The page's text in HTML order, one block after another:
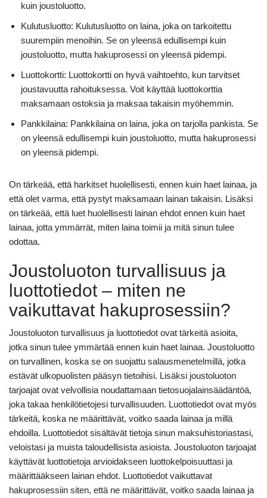
kuin joustoluotto.
Kulutusluotto: Kulutusluotto on laina, joka on tarkoitettu
suurempiin menoihin. Se on yleensä edullisempi kuin
joustoluotto, mutta hakuprosessi on yleensä pidempi.
Luottokortti: Luottokortti on hyvä vaihtoehto, kun tarvitset
joustavuutta rahoituksessa. Voit käyttää luottokorttia
maksamaan ostoksia ja maksaa takaisin myöhemmin.
Pankkilaina: Pankkilaina on laina, joka on tarjolla pankista. Se
on yleensä edullisempi kuin joustoluotto, mutta hakuprosessi
on yleensä pidempi.
On tärkeää, että harkitset huolellisesti, ennen kuin haet lainaa, ja
että olet varma, että pystyt maksamaan lainan takaisin. Lisäksi
on tärkeää, että luet huolellisesti lainan ehdot ennen kuin haet
lainaa, jotta ymmärrät, miten laina toimii ja mitä sinun tulee
odottaa.
Joustoluoton turvallisuus ja
luottotiedot – miten ne
vaikuttavat hakuprosessiin?
Joustoluoton turvallisuus ja luottotiedot ovat tärkeitä asioita,
jotka sinun tulee ymmärtää ennen kuin haet lainaa. Joustoluotto
on turvallinen, koska se on suojattu salausmenetelmillä, jotka
estävät ulkopuolisten pääsyn tietoihisi. Lisäksi joustoluoton
tarjoajat ovat velvollisia noudattamaan tietosuojalainsäädäntöä,
joka takaa henkilötietojesi turvallisuuden. Luottotiedot ovat myös
tärkeitä, koska ne määrittävät, voitko saada lainaa ja millä
ehdoilla. Luottotiedot sisältävät tietoja sinun maksuhistoriastasi,
veloistasi ja muista taloudellisista asioista. Joustoluoton tarjoajat
käyttävät luottotietoja arvioidakseen luottokelpoisuuttasi ja
määrittääkseen lainan ehdot. Luottotiedot vaikuttavat
hakuprosessiin siten, että ne määrittävät, voitko saada lainaa ja